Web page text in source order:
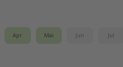
Apr Mai Jun Jul